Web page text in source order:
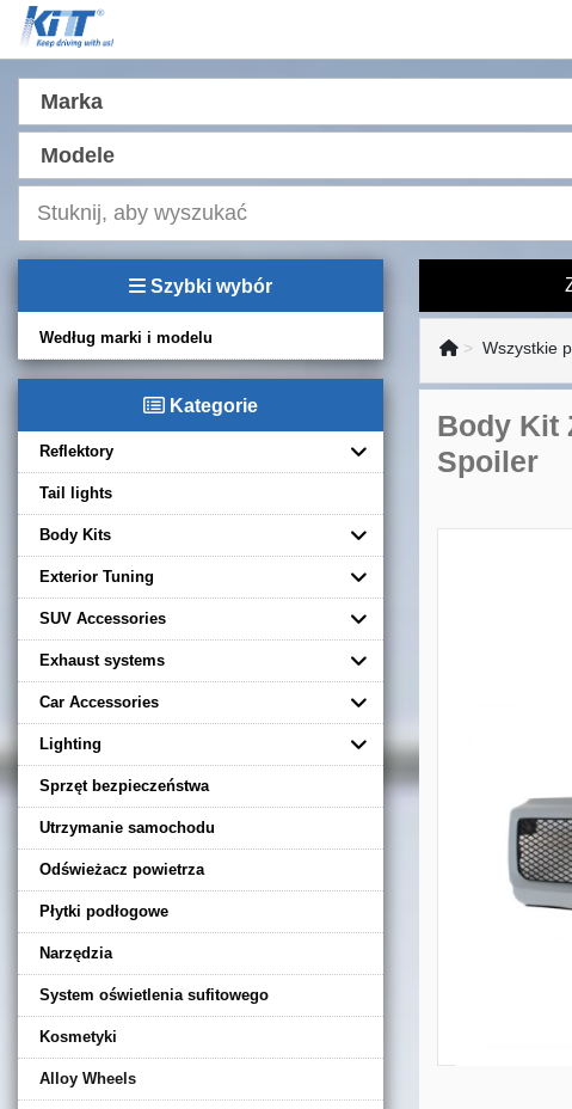
Marka
Modele
Szybki wybór
Według marki i modelu
Kategorie
Reflektory
Tail lights
Body Kits
Exterior Tuning
SUV Accessories
Exhaust systems
Car Accessories
Lighting
Sprzęt bezpieczeństwa
Utrzymanie samochodu
Odświeżacz powietrza
Płytki podłogowe
Narzędzia
System oświetlenia sufitowego
Kosmetyki
Alloy Wheels
Wszystkie
Body Kit
Spoiler